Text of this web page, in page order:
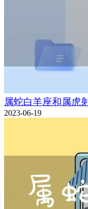
属蛇白羊座和属虎
2023-06-19